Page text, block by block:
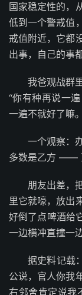
国家稳定性的，
低到一个警戒值
戒值附近，它都
出事，自己的事
我爸观战群
“你有种再说一
一遍不就好了嘛
一个观察：
多数是乙方 ——
朋友出差，
里它就嚎，放出
好倒了点啤酒给
一边横冲直撞一边
据史料记载
公说，官人你我
右邻舍肯定说我